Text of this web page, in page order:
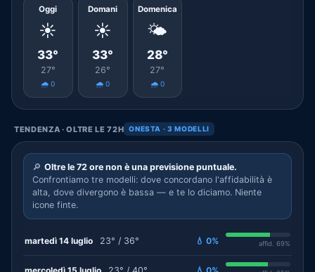
Oggi
☀️
33°
27°
🌧️ 0
Domani
☀️
33°
26°
🌧️ 0
Domenica
🌤️
28°
27°
🌧️ 0
TENDENZA · OLTRE LE 72H ONESTA · 3 MODELLI
🔎 Oltre le 72 ore non è una previsione puntuale.
Confrontiamo tre modelli: dove concordano l'affidabilità è
alta, dove divergono è bassa — e te lo diciamo. Niente
icone finte.
martedì 14 luglio 23° / 36° 💧 0% affid. 69%
mercoledì 15 luglio 23° / 40° 💧 0%